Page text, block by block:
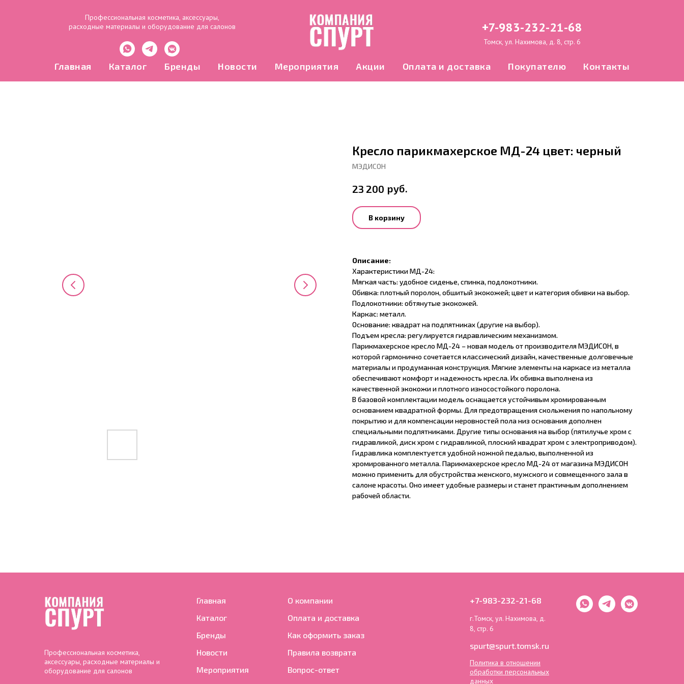
Профессиональная косметика, аксессуары,
расходные материалы и оборудование для салонов
+7-983-232-21-68
Томск, ул. Нахимова, д. 8, стр. 6
Главная Каталог Бренды Новости Мероприятия Акции Оплата и доставка Покупателю Контакты
Кресло парикмахерское МД-24 цвет: черный
МЭДИСОН
23 200 руб.
В корзину
Описание:
Характеристики МД-24:
Мягкая часть: удобное сиденье, спинка, подлокотники.
Обивка: плотный поролон, обшитый экокожей; цвет и категория обивки на выбор.
Подлокотники: обтянутые экокожей.
Каркас: металл.
Основание: квадрат на подпятниках (другие на выбор).
Подъем кресла: регулируется гидравлическим механизмом.
Парикмахерское кресло МД-24 – новая модель от производителя МЭДИСОН, в
которой гармонично сочетается классический дизайн, качественные долговечные
материалы и продуманная конструкция. Мягкие элементы на каркасе из металла
обеспечивают комфорт и надежность кресла. Их обивка выполнена из
качественной экокожи и плотного износостойкого поролона.
В базовой комплектации модель оснащается устойчивым хромированным
основанием квадратной формы. Для предотвращения скольжения по напольному
покрытию и для компенсации неровностей пола низ основания дополнен
специальными подпятниками. Другие типы основания на выбор (пятилучье хром с
гидравликой, диск хром с гидравликой, плоский квадрат хром с электроприводом).
Гидравлика комплектуется удобной ножной педалью, выполненной из
хромированного металла. Парикмахерское кресло МД-24 от магазина МЭДИСОН
можно применить для обустройства женского, мужского и совмещенного зала в
салоне красоты. Оно имеет удобные размеры и станет практичным дополнением
рабочей области.
Профессиональная косметика,
аксессуары, расходные материалы и
оборудование для салонов
Главная
Каталог
Бренды
Новости
Мероприятия
О компании
Оплата и доставка
Как оформить заказ
Правила возврата
Вопрос-ответ
+7-983-232-21-68
г.Томск, ул. Нахимова, д.
8, стр. 6
spurt@spurt.tomsk.ru
Политика в отношении
обработки персональных
данных